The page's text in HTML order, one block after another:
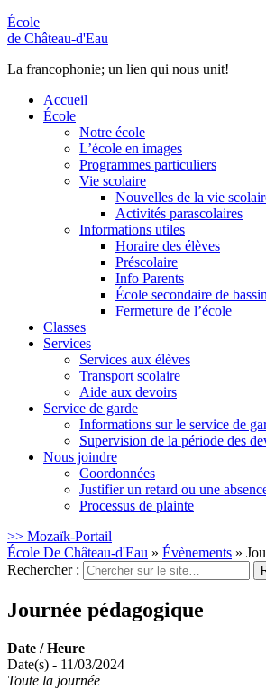
École
de Château-d'Eau
La francophonie; un lien qui nous unit!
Accueil
École
Notre école
L’école en images
Programmes particuliers
Vie scolaire
Nouvelles de la vie
Activités parascolaires
Informations utiles
Horaire des élèves
Préscolaire
Info Parents
École secondaire de bassin
Fermeture de l’école
Classes
Services
Services aux élèves
Transport scolaire
Aide aux devoirs
Service de garde
Informations sur le service de
Supervision de la période des
Nous joindre
Coordonnées
Justifier un retard ou une
Processus de plainte
>> Mozaïk-Portail
École De Château-d'Eau » Évènements »
Rechercher :
Journée pédagogique
Date / Heure
Date(s) - 11/03/2024
Toute la journée